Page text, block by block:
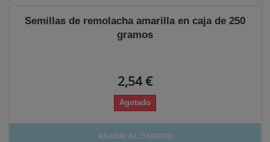
Semillas de remolacha amarilla en caja de 250
gramos
2,54 €
Agotado
AÑADIR AL CARRITO